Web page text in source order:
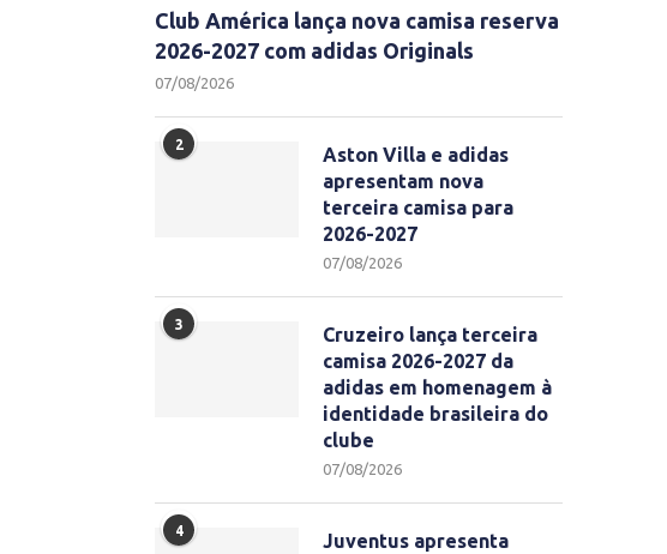
Club América lança nova camisa reserva
2026-2027 com adidas Originals
07/08/2026
2
Aston Villa e adidas
apresentam nova
terceira camisa para
2026-2027
07/08/2026
3
Cruzeiro lança terceira
camisa 2026-2027 da
adidas em homenagem à
identidade brasileira do
clube
07/08/2026
4
Juventus apresenta